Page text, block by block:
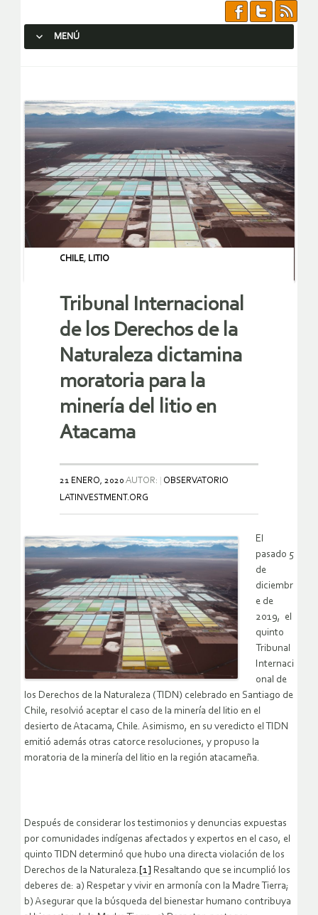
MENÚ
CHILE, LITIO
Tribunal Internacional
de los Derechos de la
Naturaleza dictamina
moratoria para la
minería del litio en
Atacama
21 ENERO, 2020 AUTOR:
OBSERVATORIO
LATINVESTMENT.ORG
El
pasado 5
de
diciembr
e de
2019, el
quinto
Tribunal
Internaci
onal de
los Derechos de la Naturaleza (TIDN) celebrado en Santiago de
Chile, resolvió aceptar el caso de la minería del litio en el
desierto de Atacama, Chile. Asimismo, en su veredicto el TIDN
emitió además otras catorce resoluciones, y propuso la
moratoria de la minería del litio en la región atacameña.
Después de considerar los testimonios y denuncias expuestas
por comunidades indígenas afectados y expertos en el caso, el
quinto TIDN determinó que hubo una directa violación de los
Derechos de la Naturaleza. [1]
Resaltando que se incumplió los
deberes de: a) Respetar y vivir en armonía con la Madre Tierra;
b) Asegurar que la búsqueda del bienestar humano contribuya